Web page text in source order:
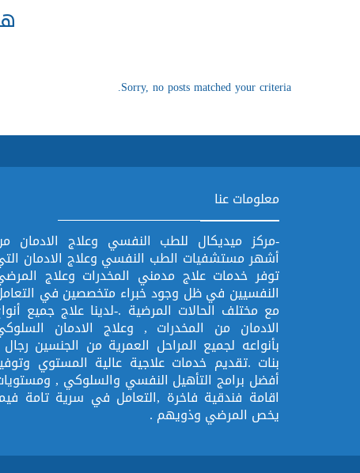
Sorry, no posts matched your criteria.
معلومات عنا
-مركز ميديكال للطب النفسي وعلاج الادمان
أشهر مستشفيات الطب النفسي وعلاج الادمان
توفر خدمات علاج مدمني المخدرات وعلاج
النفسيين في ظل وجود خبراء متخصصين في
مع مختلف الحالات المرضية .-لدينا علاج جميع
الادمان من المخدرات , وعلاج الادمان
بأنواعه لجميع المراحل العمرية من الجنسين
بنات .تقديم خدمات علاجية عالية المستوي
أفضل برامج التأهيل النفسي والسلوكي ,
اقامة فندقية فاخرة ,التعامل في سرية تامة
يخص المرضي وذويهم .